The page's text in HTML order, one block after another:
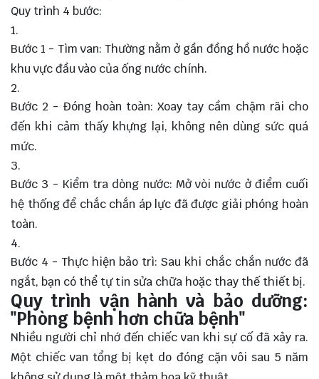
Quy trình 4 bước:
Bước 1 - Tìm van: Thường nằm ở gần đồng hồ nước hoặc
khu vực đầu vào của ống nước chính.
Bước 2 - Đóng hoàn toàn: Xoay tay cầm chậm rãi cho
đến khi cảm thấy khựng lại, không nên dùng sức quá
mức.
Bước 3 - Kiểm tra dòng nước: Mở vòi nước ở điểm cuối
hệ thống để chắc chắn áp lực đã được giải phóng hoàn
toàn.
Bước 4 - Thực hiện bảo trì: Sau khi chắc chắn nước đã
ngắt, bạn có thể tự tin sửa chữa hoặc thay thế thiết bị.
Quy trình vận hành và bảo dưỡng:
"Phòng bệnh hơn chữa bệnh"
Nhiều người chỉ nhớ đến chiếc van khi sự cố đã xảy ra.
Một chiếc van tổng bị kẹt do đóng cặn vôi sau 5 năm